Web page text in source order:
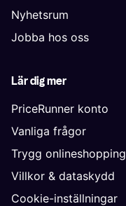
Nyhetsrum
Jobba hos oss
Lär dig mer
PriceRunner konto
Vanliga frågor
Trygg onlineshopping
Villkor & dataskydd
Cookie-inställningar